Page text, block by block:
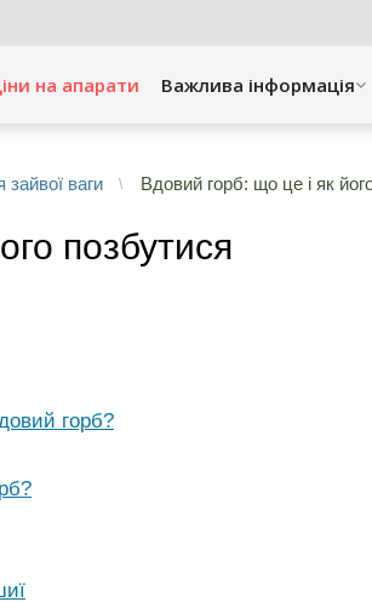
на апарати Важлива інформація
зайвої ваги Вдовий горб: що це і як
позбутися
горб?